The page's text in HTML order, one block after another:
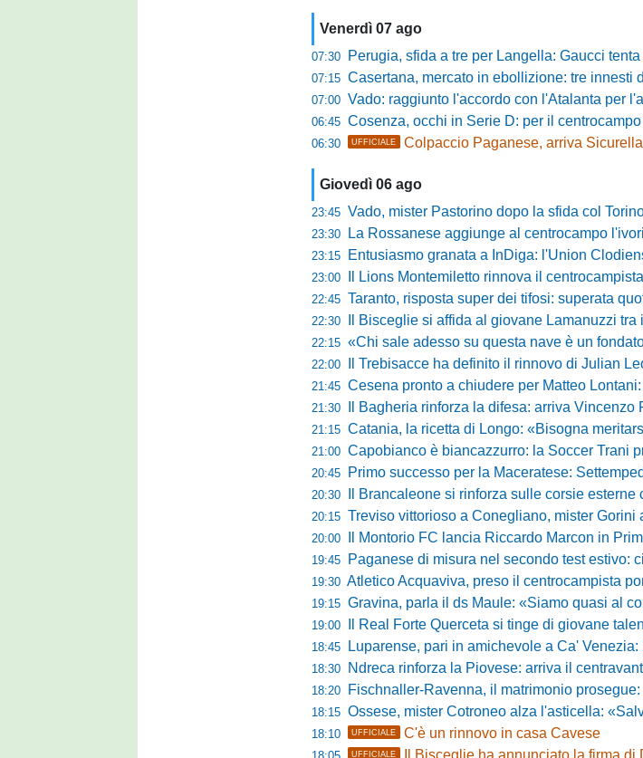
Venerdì 07 ago
07:30 Perugia, sfida a tre per Langella: Gaucci tenta il blitz per il
07:15 Casertana, mercato in ebollizione: tre innesti di spessore per lo
07:00 Vado: raggiunto l'accordo con l'Atalanta per l'attaccante
06:45 Cosenza, occhi in Serie D: per il centrocampo spunta
06:30 UFFICIALE Colpaccio Paganese, arriva
Giovedì 06 ago
23:45 Vado, mister Pastorino dopo la sfida col Torino: «Non ha senso
23:30 La Rossanese aggiunge al centrocampo l'ivoriano
23:15 Entusiasmo granata a InDiga: l'Union Clodiense svela la
23:00 Il Lions Montemiletto rinnova il
22:45 Taranto, risposta super dei tifosi: superata quota
22:30 Il Bisceglie si affida al giovane Lamanuzzi tra
22:15 «Chi sale adesso su questa nave è un fondatore della rinascita»:
22:00 Il Trebisacce ha definito il rinnovo di Julian
21:45 Cesena pronto a chiudere per Matteo Lontani: in arrivo il
21:30 Il Bagheria rinforza la difesa: arriva Vincenzo
21:15 Catania, la ricetta di Longo: «Bisogna meritarsi questa
21:00 Capobianco è biancazzurro: la Soccer Trani prende il giovane
20:45 Primo successo per la Maceratese: Settempeda
20:30 Il Brancaleone si rinforza sulle corsie esterne
20:15 Treviso vittorioso a Conegliano, mister Gorini avvisa: «Visti buoni spunti, ma
20:00 Il Montorio FC lancia Riccardo Marcon in
19:45 Paganese di misura nel secondo test estivo: ci pensa Lagzir a
19:30 Atletico Acquaviva, preso il centrocampista
19:15 Gravina, parla il ds Maule: «Siamo quasi al completo, ora
19:00 Il Real Forte Querceta si tinge di giovane talento: arriva
18:45 Luparense, pari in amichevole a Ca' Venezia: 1-1 nel test con
18:30 Ndreca rinforza la Piovese: arriva il centravanti
18:20 Fischnaller-Ravenna, il matrimonio prosegue: ufficiale l'accordo
18:15 Ossese, mister Cotroneo alza l'asticella: «Salvezza? Non mi pongo limiti,
18:10 UFFICIALE C'è un rinnovo in casa Cavese
UFFICIALE